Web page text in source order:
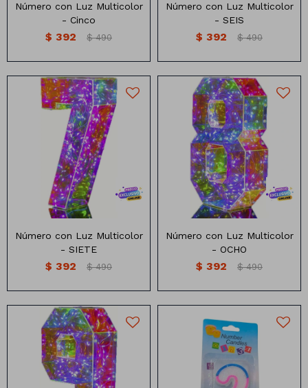
Número con Luz Multicolor
- Cinco
$ 392 $ 490
Número con Luz Multicolor
- SEIS
$ 392 $ 490
Números con luz multicolor
MEDIDA: 24 CM X16.5CM
Número con Luz Multicolor
- SIETE
$ 392 $ 490
Números con luz multicolor
MEDIDA: 24 CM X16.5CM
Número con Luz Multicolor
- OCHO
$ 392 $ 490
Números con luz multicolor
MEDIDA: 24 CM X16.5CM
Vela Numero blanca con
borde de colores
Lapiceras
Pizarrones